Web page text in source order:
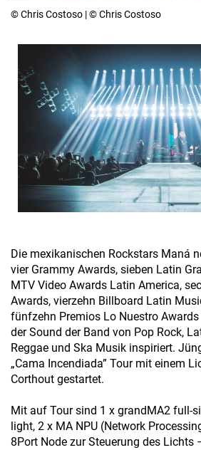
© Chris Costoso | © Chris Costoso
Die mexikanischen Rockstars Maná
vier Grammy Awards, sieben Latin
MTV Video Awards Latin America,
Awards, vierzehn Billboard Latin
fünfzehn Premios Lo Nuestro
der Sound der Band von Pop Rock,
Reggae und Ska Musik inspiriert.
„Cama Incendiada” Tour mit einem
Corthout gestartet.
Mit auf Tour sind 1 x grandMA2 full-
light, 2 x MA NPU (Network
8Port Node zur Steuerung des Lichts